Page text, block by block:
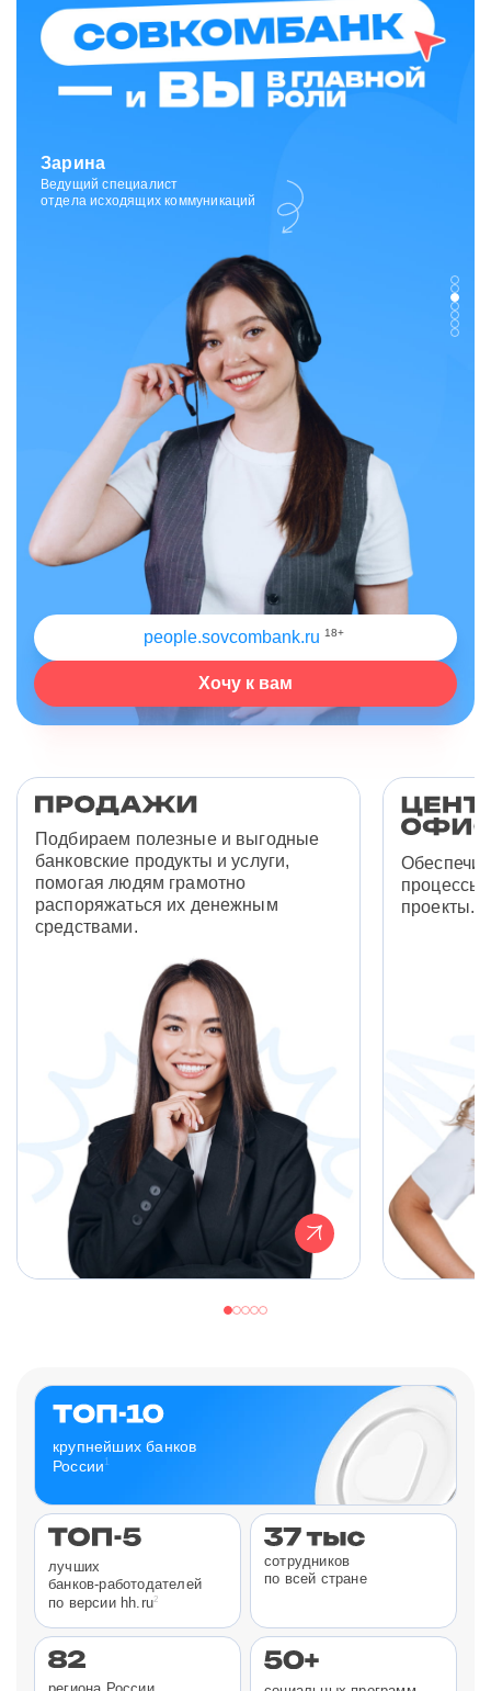
people.sovcombank.ru 18+
Хочу к вам
Зарина
Ведущий специалист
отдела исходящих коммуникаций
Подбираем полезные и выгодные
банковские продукты и услуги,
помогая людям грамотно
распоряжаться их денежным
средствами.
процессы
проекты.
крупнейших банков
России 1
лучших
банков-работодателей
по версии hh.ru2
сотрудников
по всей стране